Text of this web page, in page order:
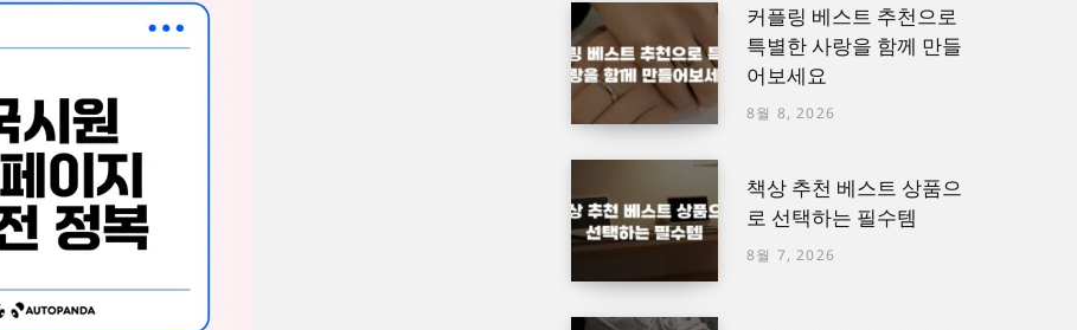
커플링 베스트 추천으로
특별한 사랑을 함께 만들
어보세요
8월 8, 2026
책상 추천 베스트 상품으
로 선택하는 필수템
8월 7, 2026